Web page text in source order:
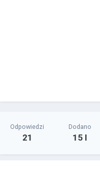
Odpowiedzi
21
Dodano
15 l